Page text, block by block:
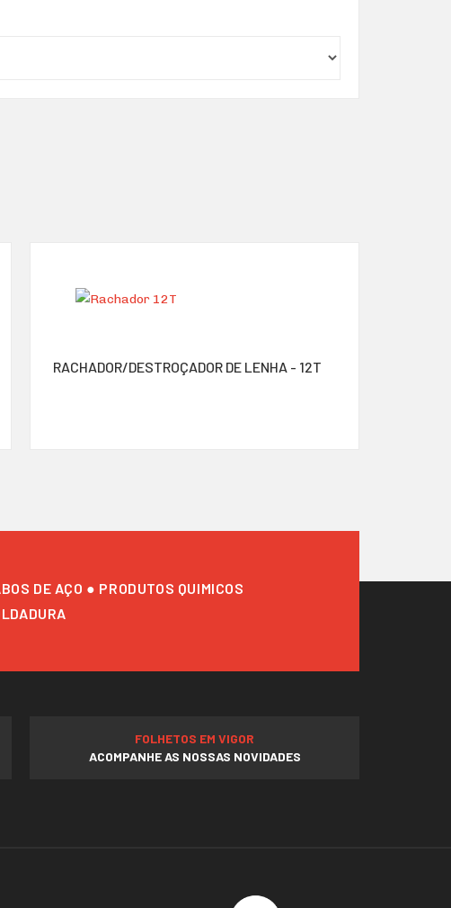
RACHADOR/DESTROÇADOR DE LENHA - 12T
DE AÇO ● PRODUTOS QUIMICOS
FOLHETOS EM VIGOR
ACOMPANHE AS NOSSAS NOVIDADES